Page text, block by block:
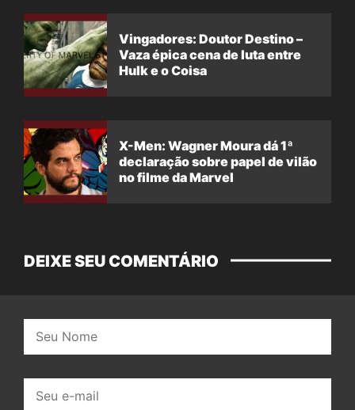
Vingadores: Doutor Destino –
Vaza épica cena de luta entre
Hulk e o Coisa
X-Men: Wagner Moura dá 1ª
declaração sobre papel de vilão
no filme da Marvel
DEIXE SEU COMENTÁRIO
mail: